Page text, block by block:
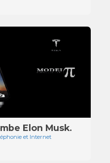
Elon Musk.
et Internet